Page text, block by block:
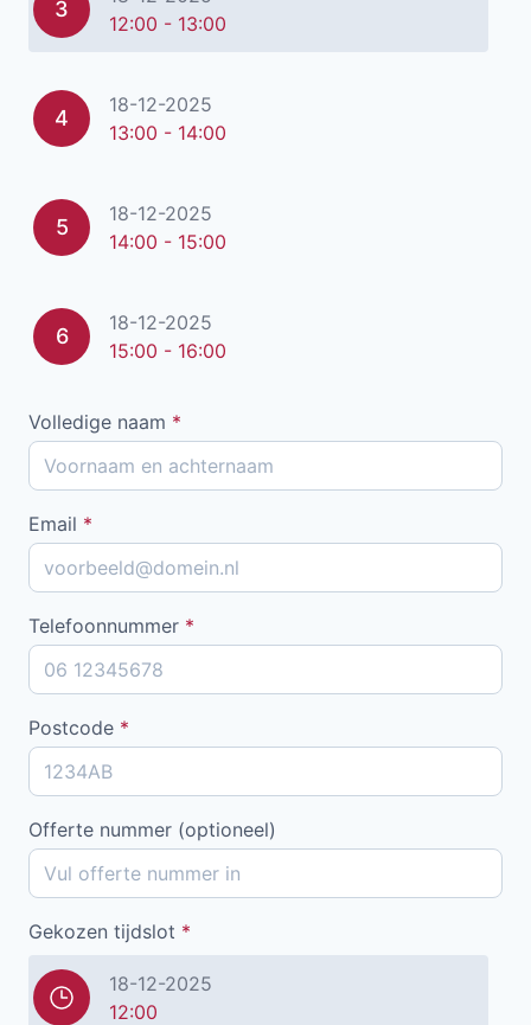
3
12:00 - 13:00
4
18-12-2025
13:00 - 14:00
5
18-12-2025
14:00 - 15:00
6
18-12-2025
15:00 - 16:00
Volledige naam *
Email *
Telefoonnummer *
Postcode *
Offerte nummer (optioneel)
Gekozen tijdslot *
18-12-2025
12:00